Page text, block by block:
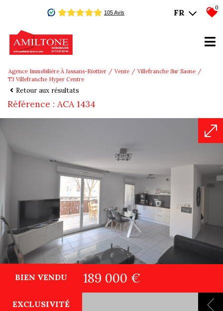
FR
0
Agence Immobilière À Jassans-Riottier Vente
Villefranche Sur Saone
T3 Villefranche Hyper Centre
Retour aux résultats
Référence : ACA 1434
BIEN VENDU
EXCLUSIVITÉ
189 000 €